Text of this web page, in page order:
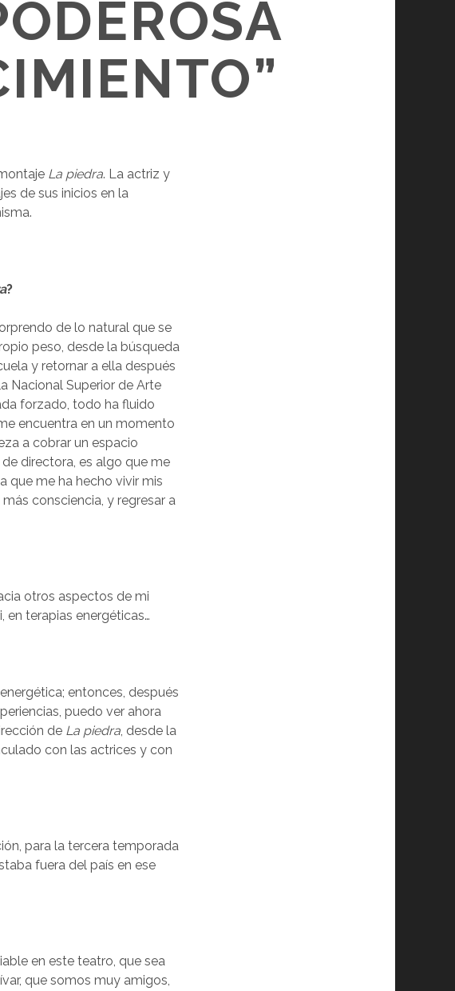
La piedra. La actriz y
de sus inicios en la
?
de lo natural que se
peso, desde la búsqueda
y retornar a ella después
Nacional Superior de Arte
forzado, todo ha fluido
encuentra en un momento
a cobrar un espacio
directora, es algo que me
que me ha hecho vivir mis
consciencia, y regresar a
otros aspectos de mi
en terapias energéticas…
entonces, después
puedo ver ahora
de La piedra, desde la
con las actrices y con
para la tercera temporada
fuera del país en ese
en este teatro, que sea
que somos muy amigos,